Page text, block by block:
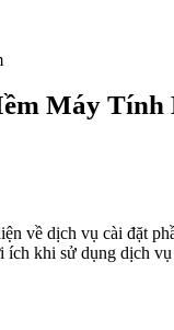
Máy
về dịch vụ cài đặt
ích khi sử dụng dịch